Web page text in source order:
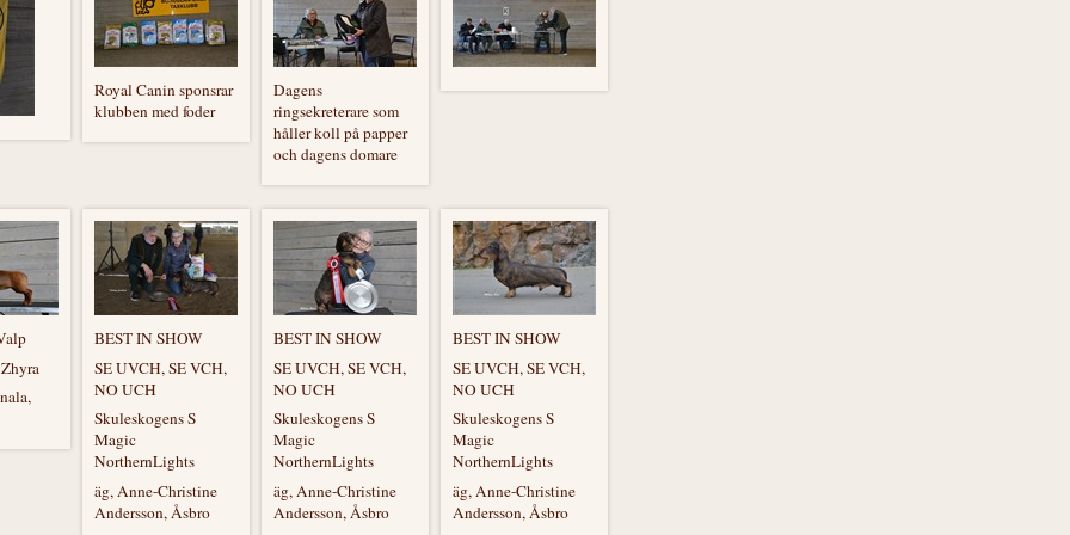
Royal Canin sponsrar
klubben med foder
Dagens
ringsekreterare som
håller koll på papper
och dagens domare
BEST IN SHOW
SE UVCH, SE VCH,
NO UCH
Skuleskogens S
Magic
NorthernLights
äg, Anne-Christine
Andersson, Åsbro
BEST IN SHOW
SE UVCH, SE VCH,
NO UCH
Skuleskogens S
Magic
NorthernLights
äg, Anne-Christine
Andersson, Åsbro
BEST IN SHOW
SE UVCH, SE VCH,
NO UCH
Skuleskogens S
Magic
NorthernLights
äg, Anne-Christine
Andersson, Åsbro